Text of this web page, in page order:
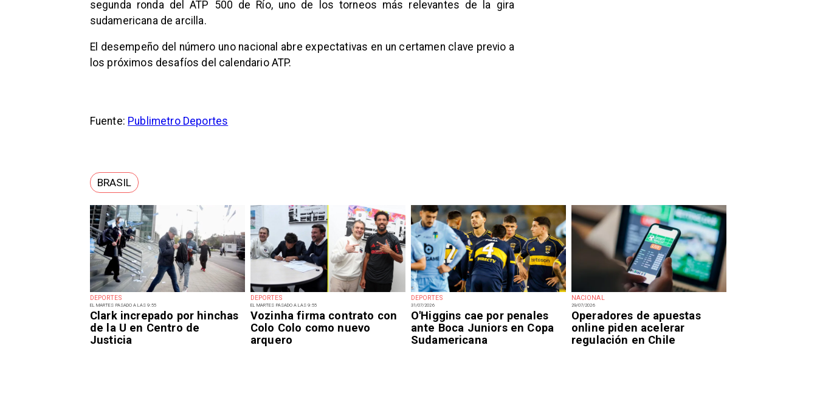
DEPORTES
EL MARTES PASADO A LAS 9:55
Clark increpado por hinchas
de la U en Centro de
Justicia
DEPORTES
EL MARTES PASADO A LAS 9:55
Vozinha firma contrato con
Colo Colo como nuevo
arquero
DEPORTES
31/07/2026
O'Higgins cae por penales
ante Boca Juniors en Copa
Sudamericana
NACIONAL
29/07/2026
Operadores de apuestas
online piden acelerar
regulación en Chile
segunda ronda del ATP 500 de Río, uno de los torneos más relevantes de la gira
sudamericana de arcilla.
El desempeño del número uno nacional abre expectativas en un certamen clave previo a
los próximos desafíos del calendario ATP.
Fuente: Publimetro Deportes
BRASIL